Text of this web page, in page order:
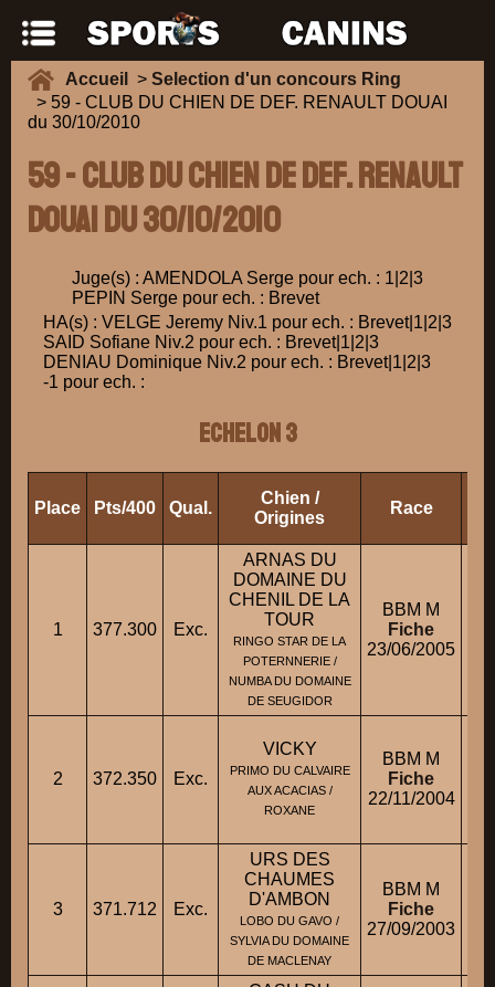
Accueil > Selection d'un concours Ring
> 59 - CLUB DU CHIEN DE DEF. RENAULT DOUAI
du 30/10/2010
59 - CLUB DU CHIEN DE DEF. RENAULT
DOUAI du 30/10/2010
Juge(s) : AMENDOLA Serge pour ech. : 1|2|3
PEPIN Serge pour ech. : Brevet
HA(s) : VELGE Jeremy Niv.1 pour ech. : Brevet|1|2|3
SAID Sofiane Niv.2 pour ech. : Brevet|1|2|3
DENIAU Dominique Niv.2 pour ech. : Brevet|1|2|3
-1 pour ech. :
ECHELON 3
Place Pts/400 Qual.
Chien /
Origines
Race
1 377.300 Exc.
ARNAS DU
DOMAINE DU
CHENIL DE LA
TOUR
RINGO STAR DE LA
POTERNNERIE /
NUMBA DU DOMAINE
DE SEUGIDOR
BBM M
Fiche
23/06/2005
2 372.350 Exc.
VICKY
PRIMO DU CALVAIRE
AUX ACACIAS /
ROXANE
BBM M
Fiche
22/11/2004
3 371.712 Exc.
URS DES
CHAUMES
D'AMBON
LOBO DU GAVO /
SYLVIA DU DOMAINE
DE MACLENAY
BBM M
Fiche
27/09/2003